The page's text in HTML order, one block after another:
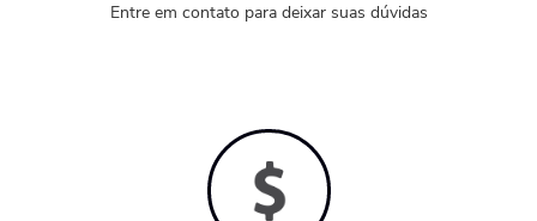
Entre em contato para deixar suas dúvidas